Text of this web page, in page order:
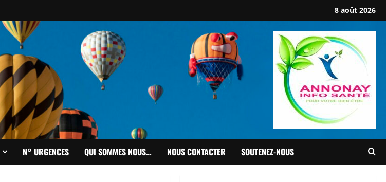
8 août 2026
N° URGENCES QUI SOMMES NOUS… NOUS CONTACTER SOUTENEZ-NOUS